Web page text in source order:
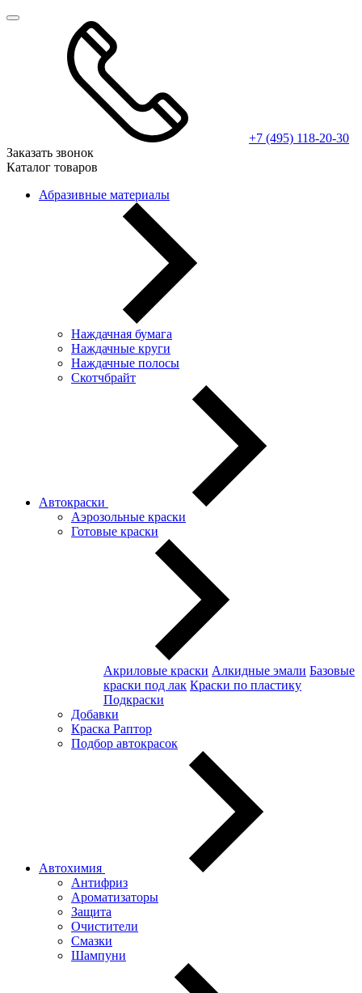
+7 (495) 118-20-30
Заказать звонок
Каталог товаров
Абразивные материалы
Наждачная бумага
Наждачные круги
Наждачные полосы
Скотчбрайт
Автокраски
Аэрозольные краски
Готовые краски
Акриловые краски Алкидные эмали Базовые
краски под лак Краски по пластику
Подкраски
Добавки
Краска Раптор
Подбор автокрасок
Автохимия
Антифриз
Ароматизаторы
Защита
Очистители
Смазки
Шампуни